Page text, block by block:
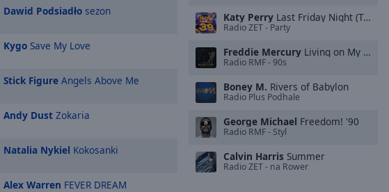
Dawid Podsiadło sezon
Kygo Save My Love
Stick Figure Angels Above Me
Andy Dust Zokaria
Natalia Nykiel Kokosanki
Alex Warren FEVER DREAM
Katy Perry Last Friday Night (T.G.I.F.)
Radio ZET - Party
Freddie Mercury Living on My Own
Radio RMF - 90s
Boney M. Rivers of Babylon
Radio Plus Podhale
George Michael Freedom! '90
Radio RMF - Styl
Calvin Harris Summer
Radio ZET - na Rower